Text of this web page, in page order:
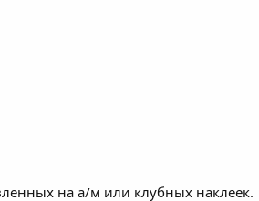
на а/м или клубных наклеек.